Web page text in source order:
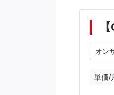
オン
単価/